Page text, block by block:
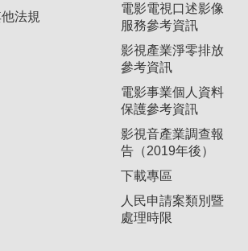
法規
電影電視口述影像
服務參考資訊
影視產業淨零排放
參考資訊
電影事業個人資料
保護參考資訊
影視音產業調查報
告（2019年後）
下載專區
人民申請案類別暨
處理時限